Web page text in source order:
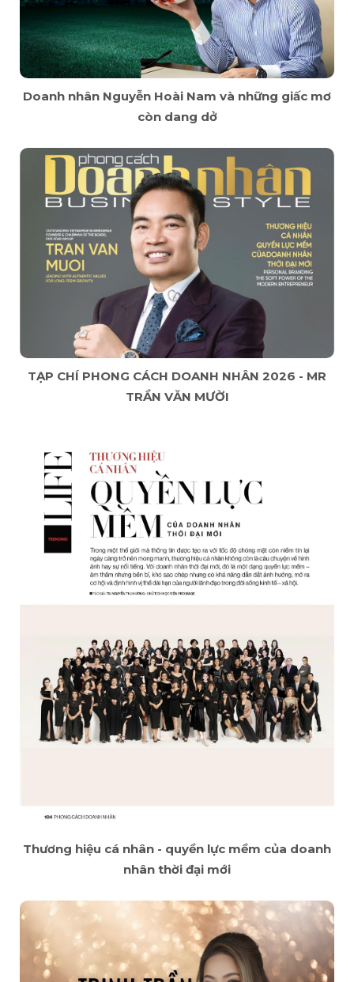
Doanh nhân Nguyễn Hoài Nam và những giấc mơ
còn dang dở
TẠP CHÍ PHONG CÁCH DOANH NHÂN 2026 - MR
TRẦN VĂN MƯỜI
Thương hiệu cá nhân - quyền lực mềm của doanh
nhân thời đại mới